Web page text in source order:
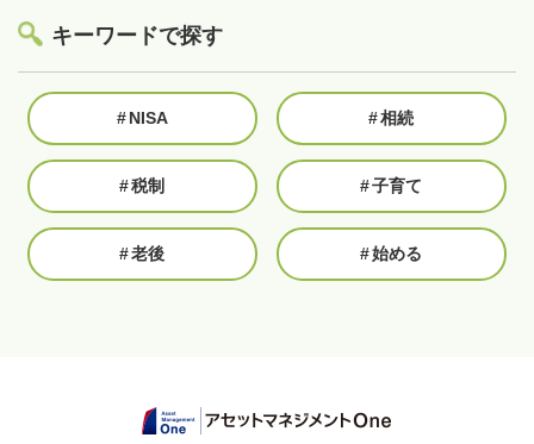
キーワードで探す
#NISA #相続
#税制 #子育て
#老後 #始める